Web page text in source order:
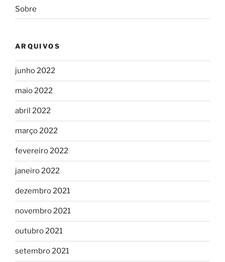
Sobre
ARQUIVOS
junho 2022
maio 2022
abril 2022
março 2022
fevereiro 2022
janeiro 2022
dezembro 2021
novembro 2021
outubro 2021
setembro 2021